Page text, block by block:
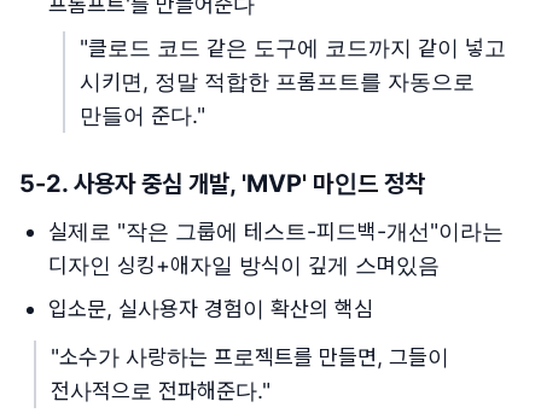
"클로드 코드 같은 도구에 코드까지 같이 넣고
시키면, 정말 적합한 프롬프트를 자동으로
만들어 준다."
5-2. 사용자 중심 개발, 'MVP' 마인드 정착
실제로 "작은 그룹에 테스트-피드백-개선"이라는
디자인 싱킹+애자일 방식이 깊게 스며있음
입소문, 실사용자 경험이 확산의 핵심
"소수가 사랑하는 프로젝트를 만들면, 그들이
전사적으로 전파해준다."